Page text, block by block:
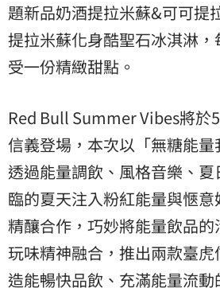
題新品奶酒提拉米蘇&可可提
提拉米蘇化身酷聖石冰淇淋
受一份精緻甜點。
Red Bull Summer Vibes將於
信義登場，本次以「無糖能量
透過能量調飲、風格音樂、
臨的夏天注入粉紅能量與愜
精釀合作，巧妙將能量飲品
玩味精神融合，推出兩款臺
造能暢快品飲、充滿能量流動